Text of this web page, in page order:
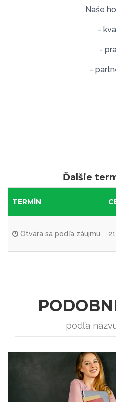
Naše
-
-
-
Ďalšie
TERMÍN
Otvára sa podľa záujmu
podľa